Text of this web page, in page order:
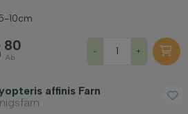
10cm
80
Ab
- +
affinis Farn